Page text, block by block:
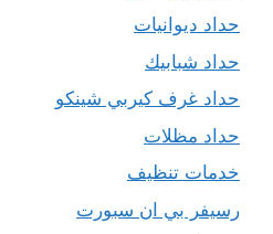
حداد ديوانيات
حداد شبابيك
حداد غرف كيربي شينكو
حداد مظلات
خدمات تنظيف
رسيفر بي ان سبورت